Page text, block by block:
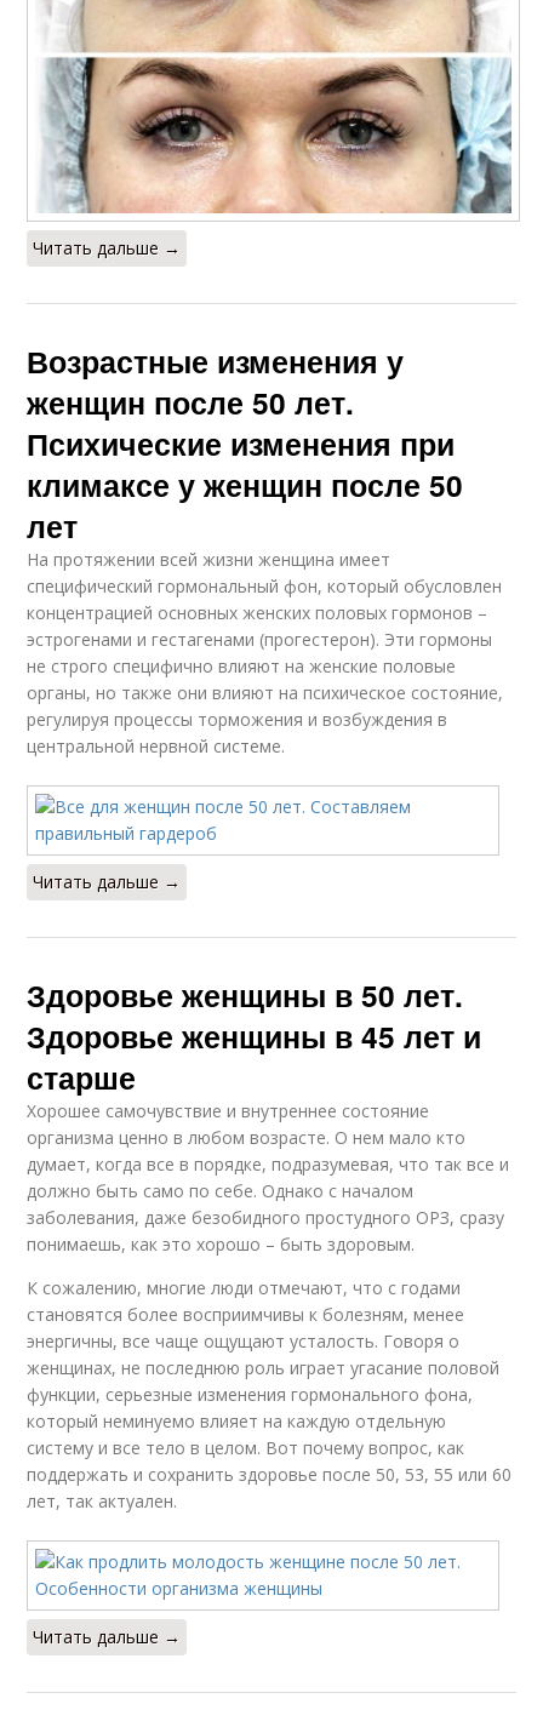
Читать дальше →
Возрастные изменения у
женщин после 50 лет.
Психические изменения при
климаксе у женщин после 50
лет
На протяжении всей жизни женщина имеет
специфический гормональный фон, который обусловлен
концентрацией основных женских половых гормонов –
эстрогенами и гестагенами (прогестерон). Эти гормоны
не строго специфично влияют на женские половые
органы, но также они влияют на психическое состояние,
регулируя процессы торможения и возбуждения в
центральной нервной системе.
Читать дальше →
Здоровье женщины в 50 лет.
Здоровье женщины в 45 лет и
старше
Хорошее самочувствие и внутреннее состояние
организма ценно в любом возрасте. О нем мало кто
думает, когда все в порядке, подразумевая, что так все и
должно быть само по себе. Однако с началом
заболевания, даже безобидного простудного ОРЗ, сразу
понимаешь, как это хорошо – быть здоровым.
К сожалению, многие люди отмечают, что с годами
становятся более восприимчивы к болезням, менее
энергичны, все чаще ощущают усталость. Говоря о
женщинах, не последнюю роль играет угасание половой
функции, серьезные изменения гормонального фона,
который неминуемо влияет на каждую отдельную
систему и все тело в целом. Вот почему вопрос, как
поддержать и сохранить здоровье после 50, 53, 55 или 60
лет, так актуален.
Читать дальше →